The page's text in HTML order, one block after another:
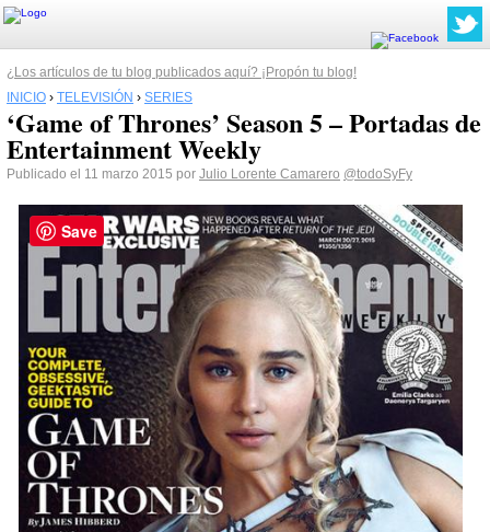
¿Los artículos de tu blog publicados aquí? ¡Propón tu blog!
INICIO › TELEVISIÓN › SERIES
‘Game of Thrones’ Season 5 – Portadas de
Entertainment Weekly
Publicado el 11 marzo 2015 por Julio Lorente Camarero @todoSyFy
Save